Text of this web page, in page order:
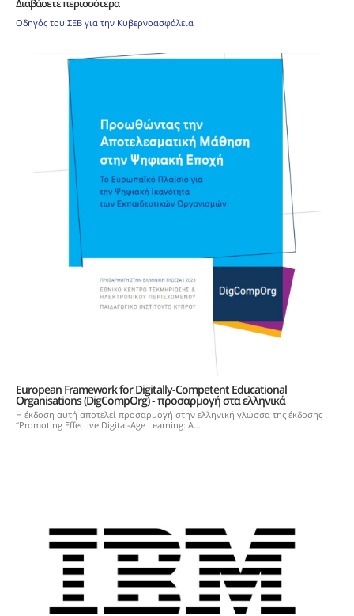
Διαβάσετε περισσότερα
Οδηγός του ΣΕΒ για την Κυβερνοασφάλεια
European Framework for Digitally-Competent Educational
Organisations (DigCompOrg) - προσαρμογή στα ελληνικά
Η έκδοση αυτή αποτελεί προσαρμογή στην ελληνική γλώσσα της έκδοσης
“Promoting Effective Digital-Age Learning: A...